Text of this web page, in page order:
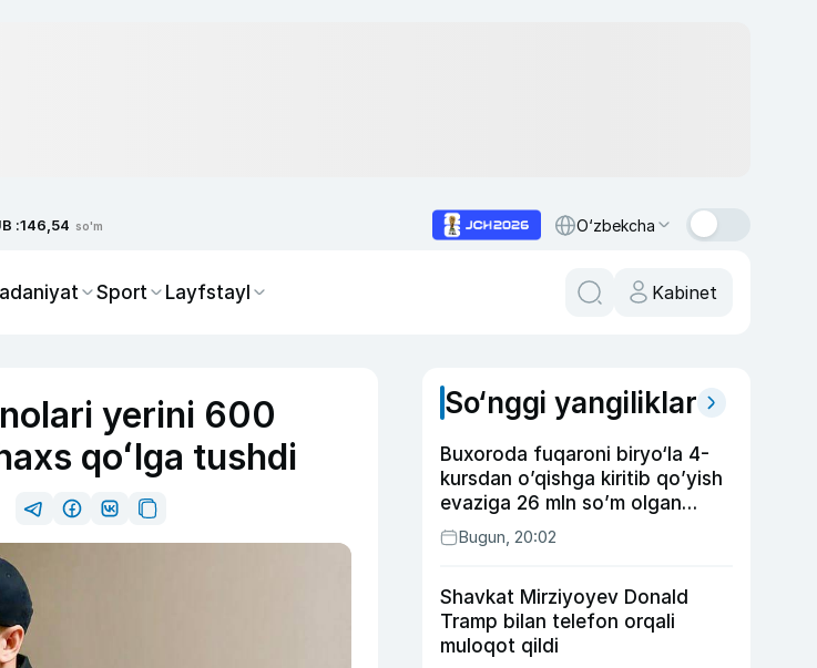
:146,54 so'm O‘zbekcha
Sport Layfstayl Kabinet
yerini 600
qoʻlga tushdi
So‘nggi yangiliklar
Buxoroda fuqaroni biryo‘la 4-
kursdan o’qishga kiritib qo’yish
evaziga 26 mln so’m olgan
shaxs ushlandi
Bugun, 20:02
Shavkat Mirziyoyev Donald
Tramp bilan telefon orqali
muloqot qildi